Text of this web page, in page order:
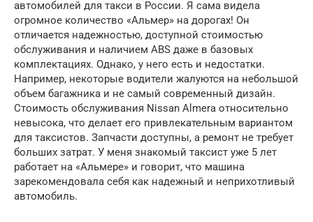
автомобилей для такси в России. Я сама видела
огромное количество «Альмер» на дорогах! Он
отличается надежностью, доступной стоимостью
обслуживания и наличием ABS даже в базовых
комплектациях. Однако, у него есть и недостатки.
Например, некоторые водители жалуются на небольшой
объем багажника и не самый современный дизайн.
Стоимость обслуживания Nissan Almera относительно
невысока, что делает его привлекательным вариантом
для таксистов. Запчасти доступны, а ремонт не требует
больших затрат. У меня знакомый таксист уже 5 лет
работает на «Альмере» и говорит, что машина
зарекомендовала себя как надежный и неприхотливый
автомобиль.